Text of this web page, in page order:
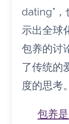
dating”，
示出全球
包养的讨
了传统的
度的思考。
包养是